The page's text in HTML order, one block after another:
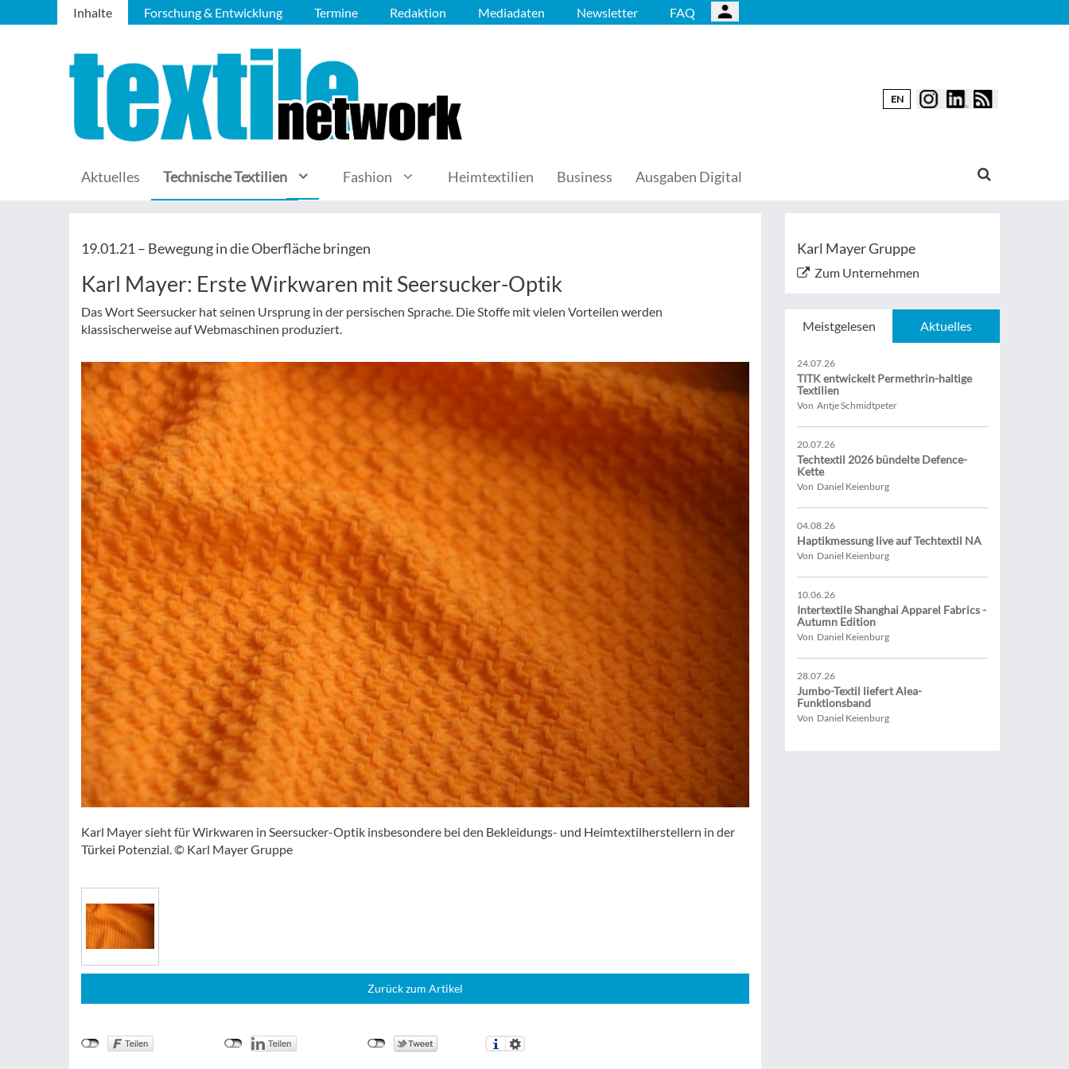
Inhalte Forschung & Entwicklung Termine Redaktion Mediadaten Newsletter FAQ
EN
Aktuelles Technische Textilien Fashion Heimtextilien Business Ausgaben Digital
19.01.21 – Bewegung in die Oberfläche bringen
Karl Mayer: Erste Wirkwaren mit Seersucker-Optik
Das Wort Seersucker hat seinen Ursprung in der persischen Sprache. Die Stoffe mit vielen Vorteilen werden
klassischerweise auf Webmaschinen produziert.
Karl Mayer sieht für Wirkwaren in Seersucker-Optik insbesondere bei den Bekleidungs- und Heimtextilherstellern in der
Türkei Potenzial. © Karl Mayer Gruppe
Zurück zum Artikel
Karl Mayer Gruppe
Zum Unternehmen
Meistgelesen Aktuelles
24.07.26
TITK entwickelt Permethrin-haltige
Textilien
Von Antje Schmidtpeter
20.07.26
Techtextil 2026 bündelte Defence-
Kette
Von Daniel Keienburg
04.08.26
Haptikmessung live auf Techtextil NA
Von Daniel Keienburg
10.06.26
Intertextile Shanghai Apparel Fabrics -
Autumn Edition
Von Daniel Keienburg
28.07.26
Jumbo-Textil liefert Alea-
Funktionsband
Von Daniel Keienburg